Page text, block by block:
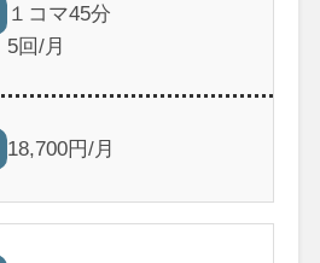
１コマ45分
5回/月
18,700円/月